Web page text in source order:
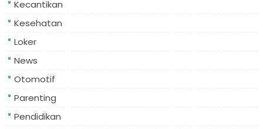
Kecantikan
Kesehatan
Loker
News
Otomotif
Parenting
Pendidikan